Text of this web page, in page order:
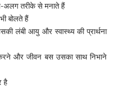
अलग तरीके से मनाते हैं
बोलते हैं
लंबी आयु और स्वास्थ्य की प्रार्थना
और जीवन बस उसका साथ निभाने
है